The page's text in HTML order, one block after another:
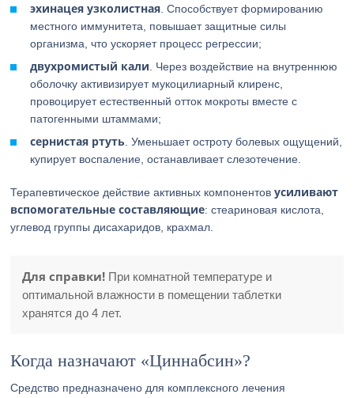
эхинацея узколистная . Способствует формированию
местного иммунитета, повышает защитные силы
организма, что ускоряет процесс регрессии;
двухромистый кали . Через воздействие на внутреннюю
оболочку активизирует мукоцилиарный клиренс,
провоцирует естественный отток мокроты вместе с
патогенными штаммами;
сернистая ртуть . Уменьшает остроту болевых ощущений,
купирует воспаление, останавливает слезотечение.
Терапевтическое действие активных компонентовусиливают
вспомогательные составляющие: стеариновая кислота,
углевод группы дисахаридов, крахмал.
Для справки! При комнатной температуре и
оптимальной влажности в помещении таблетки
хранятся до 4 лет.
Когда назначают «Циннабсин»?
Средство предназначено для комплексного лечения